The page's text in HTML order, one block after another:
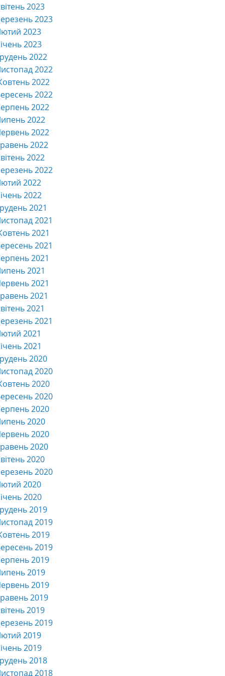
2023
2023
2023
2023
2022
2022
2022
2022
2022
2022
2022
2022
2022
2022
2022
2022
2021
2021
2021
2021
2021
2021
2021
2021
2021
2021
2021
2021
2020
2020
2020
2020
2020
2020
2020
2020
2020
2020
2020
2020
2019
2019
2019
2019
2019
2019
2019
2019
2019
2019
2019
2019
2018
2018